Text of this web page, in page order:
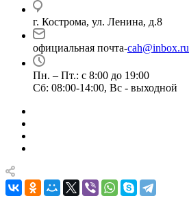
г. Кострома, ул. Ленина, д.8
официальная почта-cah@inbox.ru
Пн. – Пт.: с 8:00 до 19:00
Сб: 08:00-14:00, Вс - выходной